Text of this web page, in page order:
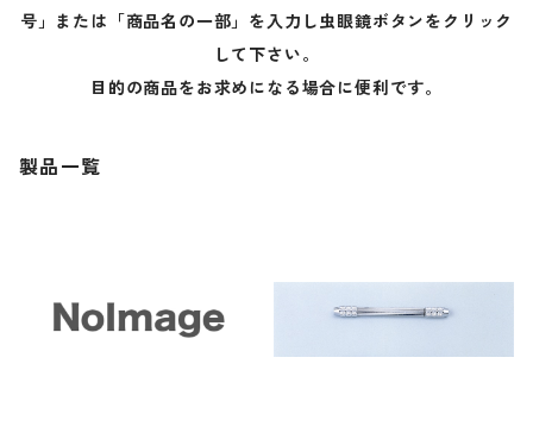
号」または「商品名の一部」を入力し虫眼鏡ボタンをクリック
して下さい。
目的の商品をお求めになる場合に便利です。
製品一覧